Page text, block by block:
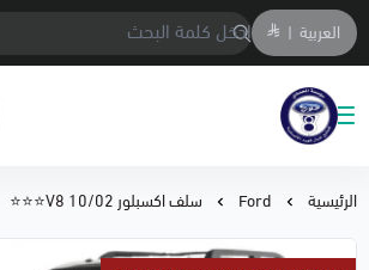
العربية |
متجر المحمادي لقطع السيارات
الرئيسية Ford سلف اكسبلور 10/02 V8⭐⭐⭐